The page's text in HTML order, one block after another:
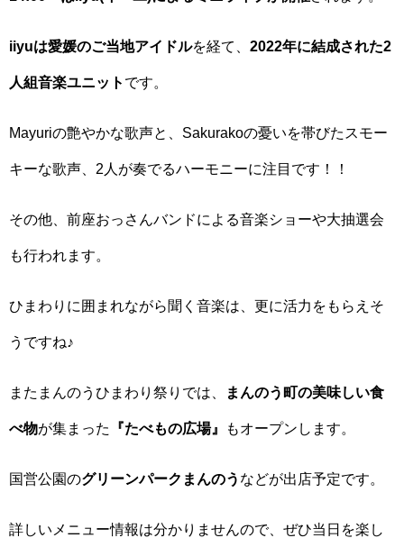
iiyuは愛媛のご当地アイドルを経て、 2022年に結成された2
人組音楽ユニット です。
Mayuriの艶やかな歌声と、Sakurakoの憂いを帯びたスモー
キーな歌声、2人が奏でるハーモニーに注目です！！
その他、前座おっさんバンドによる音楽ショーや大抽選会
も行われます。
ひまわりに囲まれながら聞く音楽は、更に活力をもらえそ
うですね♪
またまんのうひまわり祭りでは、 まんのう町の美味しい食
べ物が集まった 『たべもの広場』 もオープンします。
国営公園のグリーンパークまんのう などが出店予定です。
詳しいメニュー情報は分かりませんので、ぜひ当日を楽し